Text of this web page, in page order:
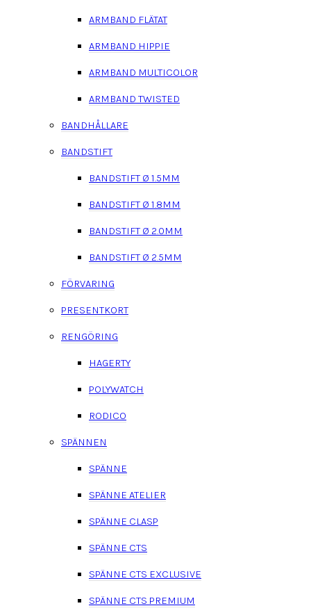
ARMBAND FLÄTAT
ARMBAND HIPPIE
ARMBAND MULTICOLOR
ARMBAND TWISTED
BANDHÅLLARE
BANDSTIFT
BANDSTIFT Ø 1.5MM
BANDSTIFT Ø 1.8MM
BANDSTIFT Ø 2.0MM
BANDSTIFT Ø 2.5MM
FÖRVARING
PRESENTKORT
RENGÖRING
HAGERTY
POLYWATCH
RODICO
SPÄNNEN
SPÄNNE
SPÄNNE ATELIER
SPÄNNE CLASP
SPÄNNE CTS
SPÄNNE CTS EXCLUSIVE
SPÄNNE CTS PREMIUM